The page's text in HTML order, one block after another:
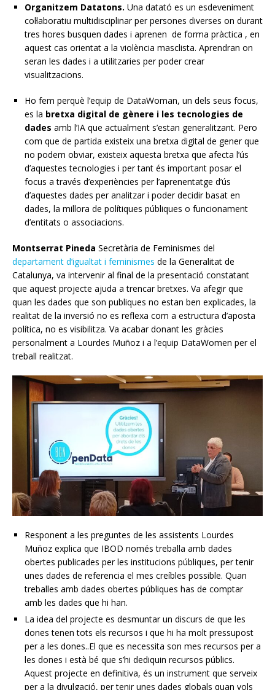
Organitzem Datatons. Una datató es un esdeveniment
col·laboratiu multidisciplinar per persones diverses on durant
tres hores busquen dades i aprenen de forma pràctica , en
aquest cas orientat a la violència masclista. Aprendran on
seran les dades i a utilitzaries per poder crear
visualitzacions.
Ho fem perquè l’equip de DataWoman, un dels seus focus,
es la bretxa digital de gènere i les tecnologies de
dades amb l’IA que actualment s’estan generalitzant. Pero
com que de partida existeix una bretxa digital de gener que
no podem obviar, existeix aquesta bretxa que afecta l’ús
d’aquestes tecnologies i per tant és important posar el
focus a través d’experiències per l’aprenentatge d’ús
d’aquestes dades per analitzar i poder decidir basat en
dades, la millora de polítiques públiques o funcionament
d’entitats o associacions.
Montserrat Pineda Secretària de Feminismes del
departament d’igualtat i feminismes de la Generalitat de
Catalunya, va intervenir al final de la presentació constatant
que aquest projecte ajuda a trencar bretxes. Va afegir que
quan les dades que son publiques no estan ben explicades, la
realitat de la inversió no es reflexa com a estructura d’aposta
política, no es visibilitza. Va acabar donant les gràcies
personalment a Lourdes Muñoz i a l’equip DataWomen per el
treball realitzat.
Responent a les preguntes de les assistents Lourdes
Muñoz explica que IBOD només treballa amb dades
obertes publicades per les institucions públiques, per tenir
unes dades de referencia el mes creíbles possible. Quan
treballes amb dades obertes públiques has de comptar
amb les dades que hi han.
La idea del projecte es desmuntar un discurs de que les
dones tenen tots els recursos i que hi ha molt pressupost
per a les dones..El que es necessita son mes recursos per a
les dones i està bé que s’hi dediquin recursos públics.
Aquest projecte en definitiva, és un instrument que serveix
per a la divulgació, per tenir unes dades globals quan vols